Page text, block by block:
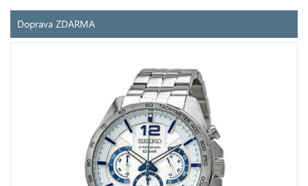
Doprava ZDARMA